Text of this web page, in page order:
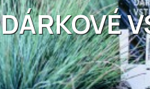
DÁRKOVÉ